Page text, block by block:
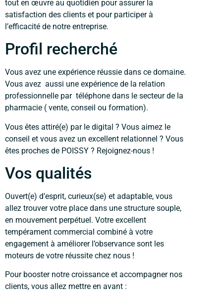
tout en œuvre au quotidien pour assurer la
satisfaction des clients et pour participer à
l’efficacité de notre entreprise.
Profil recherché
Vous avez une expérience réussie dans ce domaine.
Vous avez aussi une expérience de la relation
professionnelle par téléphone dans le secteur de la
pharmacie ( vente, conseil ou formation).
Vous êtes attiré(e) par le digital ? Vous aimez le
conseil et vous avez un excellent relationnel ? Vous
êtes proches de POISSY ? Rejoignez-nous !
Vos qualités
Ouvert(e) d’esprit, curieux(se) et adaptable, vous
allez trouver votre place dans une structure souple,
en mouvement perpétuel. Votre excellent
tempérament commercial combiné à votre
engagement à améliorer l’observance sont les
moteurs de votre réussite chez nous !
Pour booster notre croissance et accompagner nos
clients, vous allez mettre en avant :